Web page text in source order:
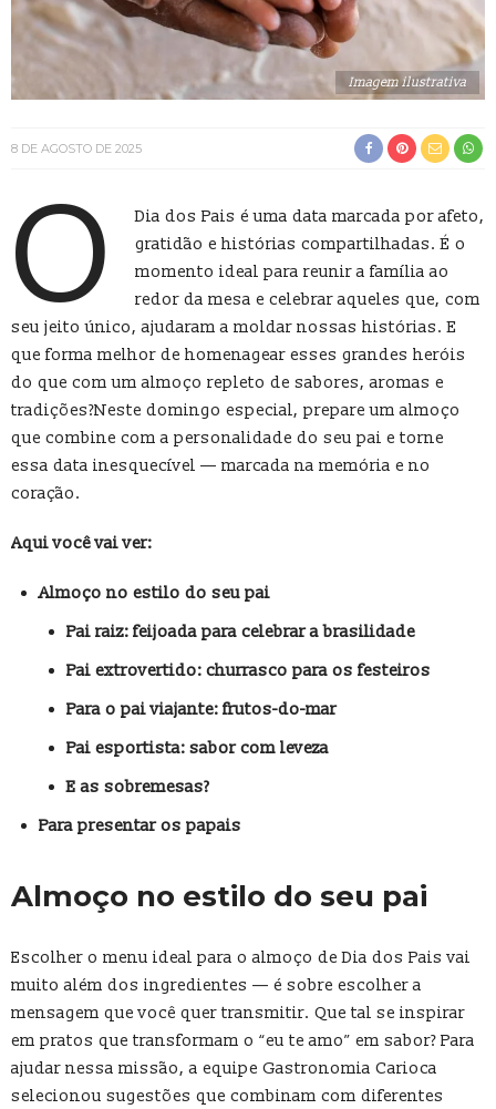
Imagem ilustrativa
8 DE AGOSTO DE 2025
O
Dia dos Pais é uma data marcada por afeto,
gratidão e histórias compartilhadas. É o
momento ideal para reunir a família ao
redor da mesa e celebrar aqueles que, com
seu jeito único, ajudaram a moldar nossas histórias. E
que forma melhor de homenagear esses grandes heróis
do que com um almoço repleto de sabores, aromas e
tradições?Neste domingo especial, prepare um almoço
que combine com a personalidade do seu pai e torne
essa data inesquecível — marcada na memória e no
coração.
Aqui você vai ver:
Almoço no estilo do seu pai
Pai raiz: feijoada para celebrar a brasilidade
Pai extrovertido: churrasco para os festeiros
Para o pai viajante: frutos-do-mar
Pai esportista: sabor com leveza
E as sobremesas?
Para presentar os papais
Almoço no estilo do seu pai
Escolher o menu ideal para o almoço de Dia dos Pais vai
muito além dos ingredientes — é sobre escolher a
mensagem que você quer transmitir. Que tal se inspirar
em pratos que transformam o “eu te amo” em sabor? Para
ajudar nessa missão, a equipe Gastronomia Carioca
selecionou sugestões que combinam com diferentes